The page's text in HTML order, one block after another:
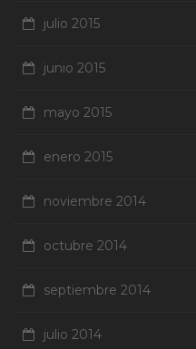
julio 2015
junio 2015
mayo 2015
enero 2015
noviembre 2014
octubre 2014
septiembre 2014
julio 2014